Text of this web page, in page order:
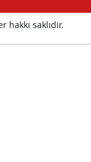
saklıdır.